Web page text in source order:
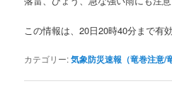
この情報は、20日20時40分まで有効
カテゴリー:気象防災速報（竜巻注意/